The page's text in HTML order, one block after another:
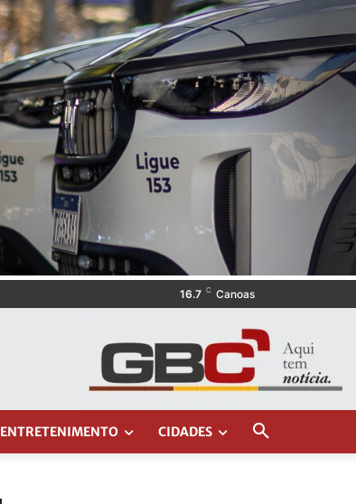
16.7 C Canoas
ENTRETENIMENTO CIDADES